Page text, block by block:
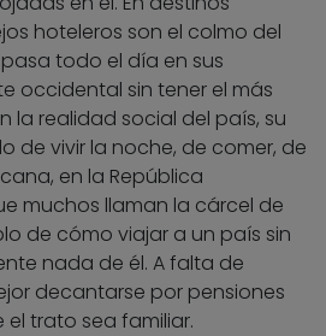
hoteleros son el colmo del
todo el día en sus
occidental sin tener el más
la realidad social del país, su
de vivir la noche, de comer, de
en la República
muchos llaman la cárcel de
de cómo viajar a un país sin
nada de él. A falta de
decantarse por pensiones
trato sea familiar.